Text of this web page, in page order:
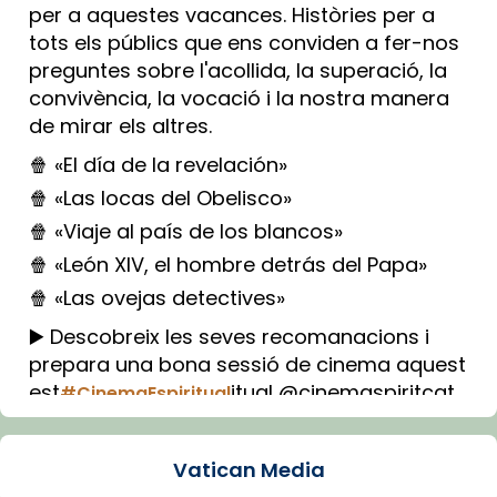
per a aquestes vacances. Històries per a
tots els públics que ens conviden a fer-nos
preguntes sobre l'acollida, la superació, la
convivència, la vocació i la nostra manera
de mirar els altres.
🍿 «El día de la revelación»
🍿 «Las locas del Obelisco»
🍿 «Viaje al país de los blancos»
🍿 «León XIV, el hombre detrás del Papa»
🍿 «Las ovejas detectives»
▶️ Descobreix les seves recomanacions i
prepara una bona sessió de cinema aquest
est#CinemaEspiritualitual @cinemaspiritcat
Imatge: Generada amb IA (OpenAI)
Vatican Media